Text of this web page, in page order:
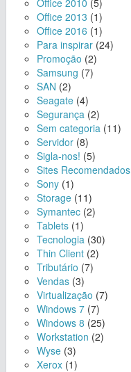
Office 2010 (5)
Office 2013 (1)
Office 2016 (1)
Para inspirar (24)
Promoção (2)
Samsung (7)
SAN (2)
Seagate (4)
Segurança (2)
Sem categoria (11)
Servidor (8)
Sigla-nos! (5)
Sites Recomendados
Sony (1)
Storage (11)
Symantec (2)
Tablets (1)
Tecnologia (30)
Thin Client (2)
Tributário (7)
Vendas (3)
Virtualização (7)
Windows 7 (7)
Windows 8 (25)
Workstation (2)
Wyse (3)
Xerox (1)